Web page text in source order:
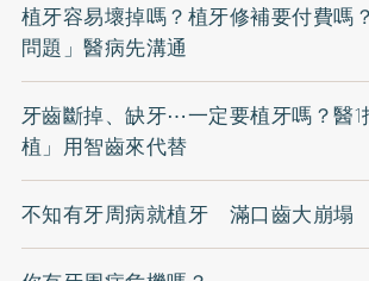
植牙容易壞掉嗎？植牙修補要付費嗎
問題」醫病先溝通
牙齒斷掉、缺牙⋯一定要植牙嗎？醫1
植」用智齒來代替
不知有牙周病就植牙 滿口齒大崩塌